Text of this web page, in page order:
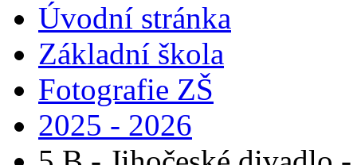
Úvodní stránka
Základní škola
Fotografie ZŠ
2025 - 2026